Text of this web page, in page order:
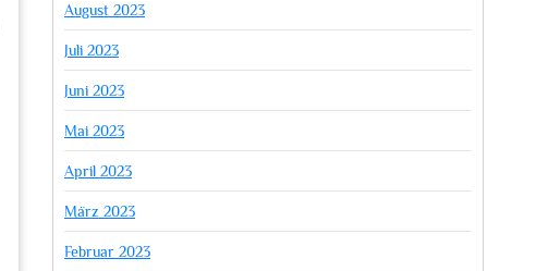
August 2023
Juli 2023
Juni 2023
Mai 2023
April 2023
März 2023
Februar 2023